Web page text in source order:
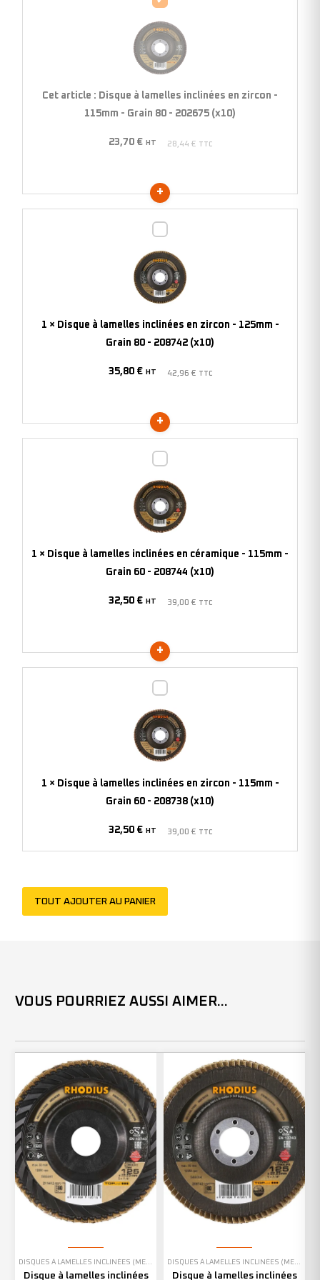
lamelles
inclinées
en
-
Cet article : Disque à lamelles inclinées en zircon -
115mm - Grain 80 - 202675 (x10)
23,70 € HT 28,44 € TTC
lamelles
inclinées
en
zircon
-
1 × Disque à lamelles inclinées en zircon - 125mm -
Grain 80 - 208742 (x10)
35,80 € HT 42,96 € TTC
lamelles
inclinées
en
céramique
-
1 × Disque à lamelles inclinées en céramique - 115mm -
Grain 60 - 208744 (x10)
32,50 € HT 39,00 € TTC
lamelles
inclinées
en
zircon
-
208738
1 × Disque à lamelles inclinées en zircon - 115mm -
Grain 60 - 208738 (x10)
32,50 € HT 39,00 € TTC
TOUT AJOUTER AU PANIER
VOUS POURRIEZ AUSSI AIMER...
DISQUES À LAMELLES INCLINÉES (MEULAGE)
Disque à lamelles inclinées
DISQUES À LAMELLES INCLINÉES (MEULAGE)
Disque à lamelles inclinées